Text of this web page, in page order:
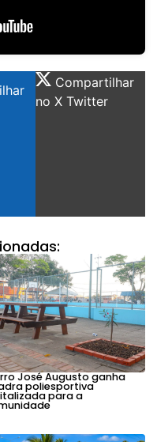
Compartilhar
no X Twitter
José Augusto ganha
poliesportiva
para a